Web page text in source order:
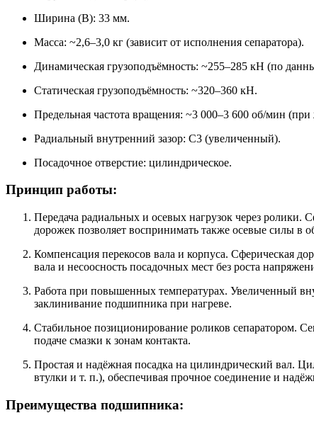
Ширина (B): 33 мм.
Масса: ~2,6–3,0 кг (зависит от исполнения сепаратора).
Динамическая грузоподъёмность: ~255–285 кН (по
Статическая грузоподъёмность: ~320–360 кН.
Предельная частота вращения: ~3 000–3 600 об/мин
Радиальный внутренний зазор: C3 (увеличенный).
Посадочное отверстие: цилиндрическое.
Принцип работы:
Передача радиальных и осевых нагрузок через ролики.
дорожек позволяет воспринимать также осевые силы в
Компенсация перекосов вала и корпуса. Сферическая
вала и несоосность посадочных мест без роста
Работа при повышенных температурах. Увеличенный
заклинивание подшипника при нагреве.
Стабильное позиционирование роликов сепаратором.
подаче смазки к зонам контакта.
Простая и надёжная посадка на цилиндрический вал.
втулки и т. п.), обеспечивая прочное соединение и
Преимущества подшипника: